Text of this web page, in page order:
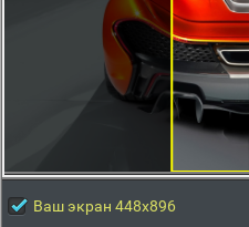
Ваш экран 448x896